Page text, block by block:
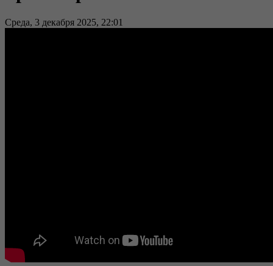
Среда, 3 декабря 2025, 22:01